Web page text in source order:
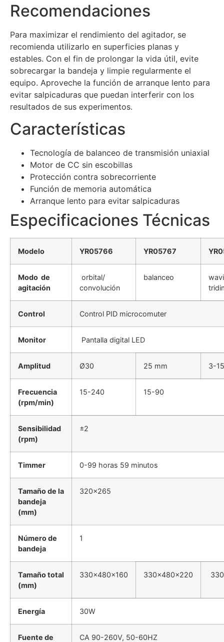
Recomendaciones
Para maximizar el rendimiento del agitador, se
recomienda utilizarlo en superficies planas y
estables. Con el fin de prolongar la vida útil, evite
sobrecargar la bandeja y limpie regularmente el
equipo. Aproveche la función de arranque lento para
evitar salpicaduras que puedan interferir con los
resultados de sus experimentos.
Características
Tecnología de balanceo de transmisión uniaxial
Motor de CC sin escobillas
Protección contra sobrecorriente
Función de memoria automática
Arranque lento para evitar salpicaduras
Especificaciones Técnicas
Modelo YR05766 YR05767
Modo de
agitación
orbital/
convolución
balanceo
Control Control PID microcomuter
Monitor Pantalla digital LED
Amplitud Ø30 25 mm 3-
Frecuencia
(rpm/min)
15-240 15-90
Sensibilidad
(rpm)
±2
Timmer 0-99 horas 59 minutos
Tamaño de la
bandeja
(mm)
320×265
Número de
bandeja
1
Tamaño total
(mm)
330x480x160 330x480x220
Energía 30W
Fuente de CA 90-260V, 50-60HZ